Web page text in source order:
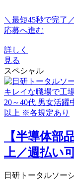
＼最短45秒で完了／
応募へ進む
詳しく
見る
スペシャル
【半導体部
上／週払い
日研トータルソー